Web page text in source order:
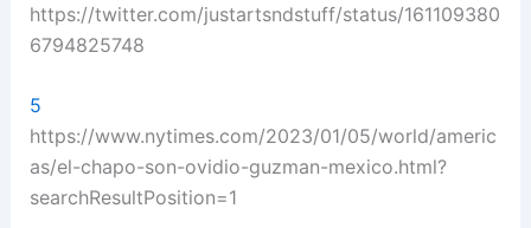
https://twitter.com/justartsndstuff/status/161109380
6794825748
5
https://www.nytimes.com/2023/01/05/world/americ
as/el-chapo-son-ovidio-guzman-mexico.html?
searchResultPosition=1